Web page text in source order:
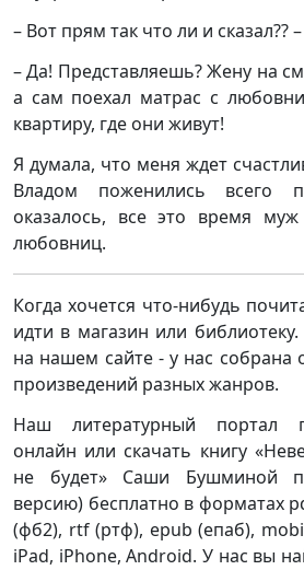
– Вот прям так что ли и сказал??
– Да! Представляешь? Жену на
а сам поехал матрас с
квартиру, где они живут!
Я думала, что меня ждет
Владом поженились всего
оказалось, все это время
любовниц.
Когда хочется что-нибудь
идти в магазин или
на нашем сайте - у нас собрана
произведений разных жанров.
Наш литературный портал
онлайн или скачать книгу
не будет» Саши Бушминой
версию) бесплатно в форматах
(фб2), rtf (ртф), epub (епаб),
iPad, iPhone, Android. У нас вы